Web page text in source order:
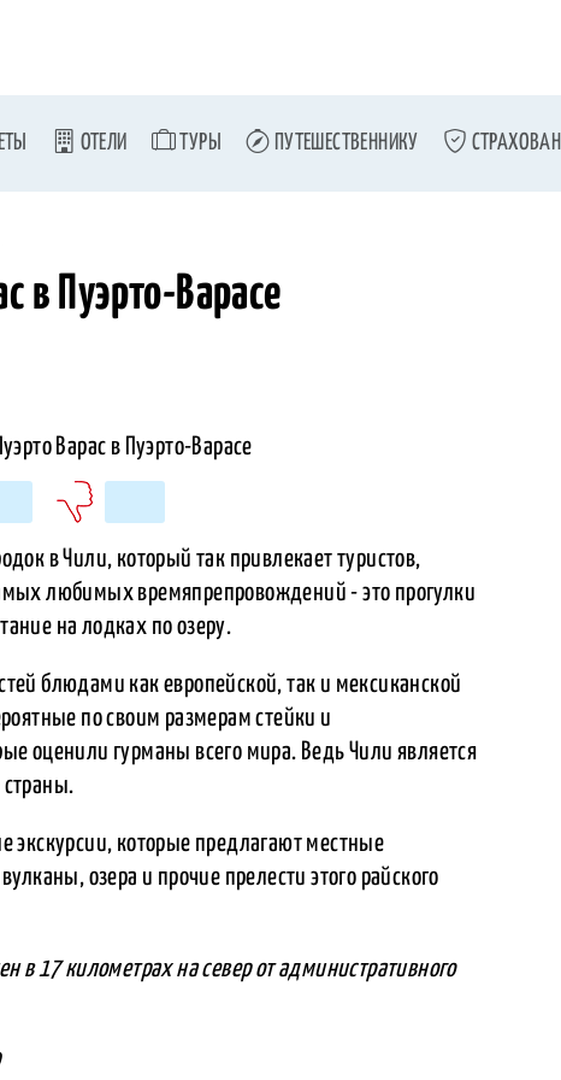
ОТЕЛИ ТУРЫ ПУТЕШЕСТВЕННИКУ
в Пуэрто-Варасе
в Чили, который так привлекает туристов,
любимых времяпрепровождений - это прогулки
на лодках по озеру.
блюдами как европейской, так и мексиканской
по своим размерам стейки и
оценили гурманы всего мира. Ведь Чили является
страны.
экскурсии, которые предлагают местные
озера и прочие прелести этого райского
в 17 километрах на север от административного